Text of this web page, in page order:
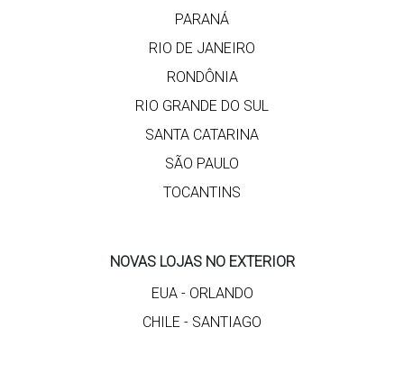
PARANÁ
RIO DE JANEIRO
RONDÔNIA
RIO GRANDE DO SUL
SANTA CATARINA
SÃO PAULO
TOCANTINS
NOVAS LOJAS NO EXTERIOR
EUA - ORLANDO
CHILE - SANTIAGO